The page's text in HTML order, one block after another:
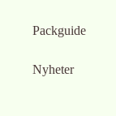
Packguide
Nyheter